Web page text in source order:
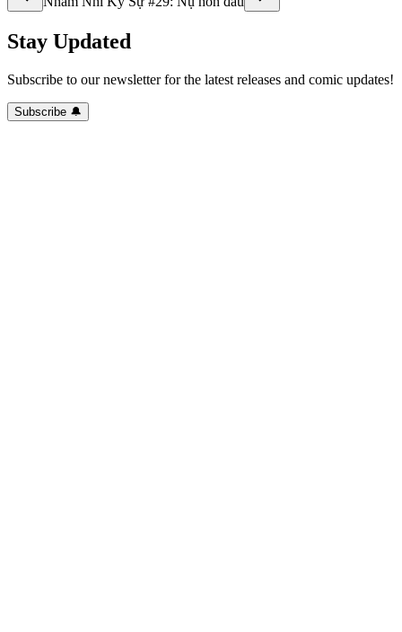
Stay Updated
Subscribe to our newsletter for the latest releases and comic updates!
Subscribe 🔔